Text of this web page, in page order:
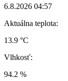
6.8.2026 04:57
Aktuálna teplota:
13.9 °C
Vlhkosť:
94.2 %